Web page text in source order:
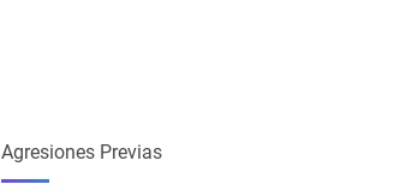
Agresiones Previas